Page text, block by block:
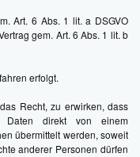
Art. 6 Abs. 1 lit. a DSGVO
gem. Art. 6 Abs. 1 lit. b
erfolgt.
Recht, zu erwirken, dass
Daten direkt von einem
übermittelt werden, soweit
anderer Personen dürfen